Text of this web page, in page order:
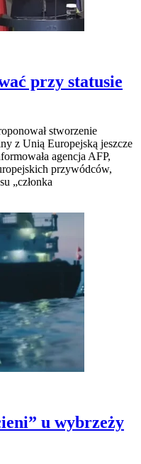
przy statusie
stworzenie
z Unią Europejską jeszcze
agencja AFP,
przywódców,
„członka
u wybrzeży